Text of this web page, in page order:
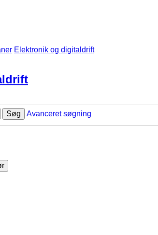
Elektronik og digitaldrift
Søg
Avanceret søgning